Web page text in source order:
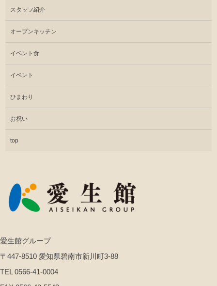
スタッフ紹介
オープンキッチン
イベント食
イベント
ひまわり
お祝い
top
愛生館グループ
〒447-8510 愛知県碧南市新川町3-88
TEL 0566-41-0004